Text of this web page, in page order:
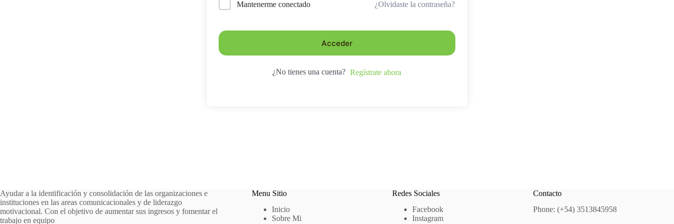
Mantenerme conectado ¿Olvidaste la contraseña?
Acceder
¿No tienes una cuenta? Regístrate ahora
Ayudar a la identificación y consolidación de las organizaciones e
instituciones en las areas comunicacionales y de liderazgo
motivacional. Con el objetivo de aumentar sus ingresos y fomentar el
trabajo en equipo
Menu Sitio
Inicio
Sobre Mi
Redes Sociales
Facebook
Instagram
Contacto
Phone: (+54) 3513845958